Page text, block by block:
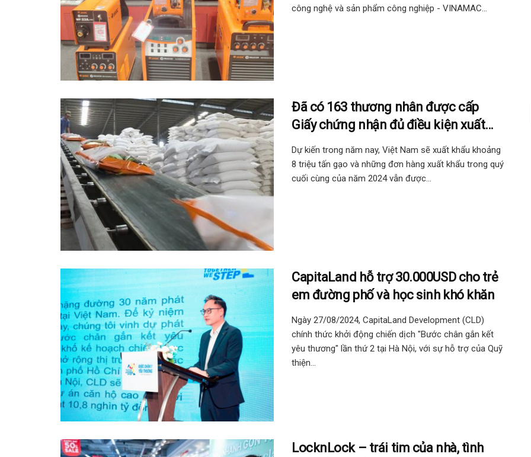
công nghệ và sản phẩm công nghiệp - VINAMAC...
Đã có 163 thương nhân được cấp
Giấy chứng nhận đủ điều kiện xuất
khẩu gạo
Dự kiến trong năm nay, Việt Nam sẽ xuất khẩu khoảng
8 triệu tấn gạo và những đơn hàng xuất khẩu trong quý
cuối cùng của năm 2024 vẫn được...
CapitaLand hỗ trợ 30.000USD cho trẻ
em đường phố và học sinh khó khăn
Ngày 27/08/2024, CapitaLand Development (CLD)
chính thức khởi động chiến dịch "Bước chân gắn kết
yêu thương" lần thứ 2 tại Hà Nội, với sự hỗ trợ của Quỹ
thiện...
LocknLock – trái tim của nhà, tình